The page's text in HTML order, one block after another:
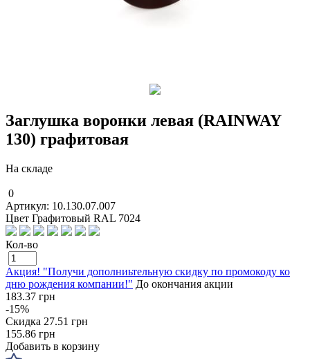
Заглушка воронки левая (RAINWAY
130) графитовая
На складе
0
Артикул: 10.130.07.007
Цвет Графитовый RAL 7024
Кол-во
Акция! "Получи дополниьтельную скидку по промокоду ко
дню рождения компании!" До окончания акции
183.37 грн
-15%
Скидка 27.51 грн
155.86 грн
Добавить в корзину